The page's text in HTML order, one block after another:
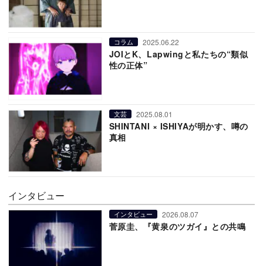
コラム 2025.06.22
JOIとK、Lapwingと私たちの“類似
性の正体”
文芸 2025.08.01
SHINTANI × ISHIYAが明かす、噂の
真相
インタビュー
インタビュー 2026.08.07
菅原圭、『黄泉のツガイ』との共鳴